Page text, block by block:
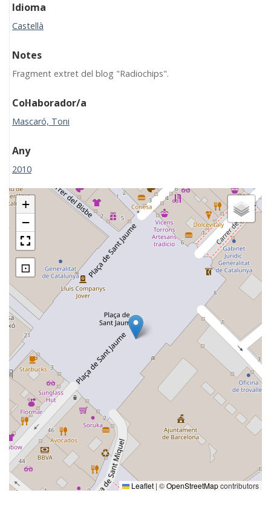
Idioma
Castellà
Notes
Fragment extret del blog "Radiochips".
Col·laborador/a
Mascaró, Toni
Any
2010
+
−
⊡
Leaflet | ©OpenStreetMapcontributors